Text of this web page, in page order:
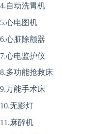
4.自动洗胃机
5.心电图机
6.心脏除颤器
7.心电监护仪
8.多功能抢救床
9.万能手术床
10.无影灯
11.麻醉机